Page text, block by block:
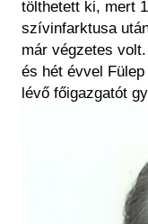
tölthetett ki, mert
szívinfarktusa
már végzetes
és hét évvel
lévő főigazgatót